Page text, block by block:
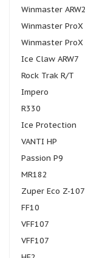
Winmaster ARW2
Winmaster ProX
Winmaster ProX
Ice Claw ARW7
Rock Trak R/T
Impero
R330
Ice Protection
VANTI HP
Passion P9
MR182
Zuper Eco Z-107
FF10
VFF107
VFF107